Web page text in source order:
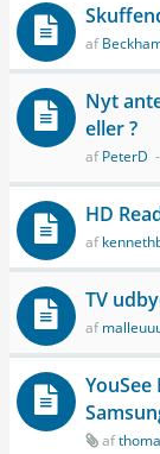
af
Nyt
eller ?
afPeterD
HD
af
TV
af
af